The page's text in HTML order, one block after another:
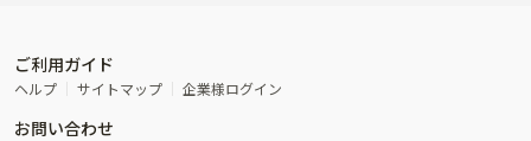
その他農業関連企業
ネス
ご利用ガイド
ヘルプ サイトマップ 企業様ログイン
お問い合わせ